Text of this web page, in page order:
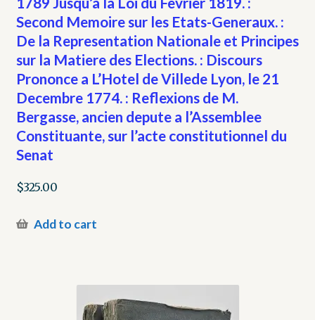
Second Memoire sur les Etats-Generaux. :
De la Representation Nationale et Principes
sur la Matiere des Elections. : Discours
Prononce a L’Hotel de Villede Lyon, le 21
Decembre 1774. : Reflexions de M.
Bergasse, ancien depute a l’Assemblee
Constituante, sur l’acte constitutionnel du
Senat
$325.00
Add to cart